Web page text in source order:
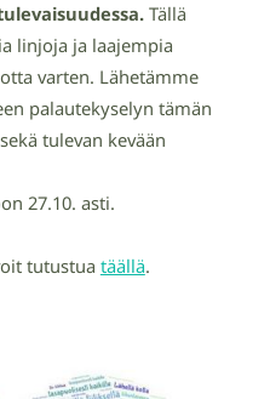
Tällä
linjoja ja laajempia
varten. Lähetämme
palautekyselyn tämän
tulevan kevään
27.10. asti.
tutustua täällä.